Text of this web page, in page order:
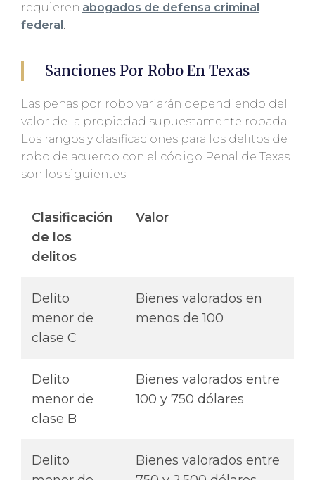
requieren abogados de defensa criminal
federal .
Sanciones Por Robo En Texas
Las penas por robo variarán dependiendo del
valor de la propiedad supuestamente robada.
Los rangos y clasificaciones para los delitos de
robo de acuerdo con el código Penal de Texas
son los siguientes:
Clasificación
de los
delitos
Valor
Delito
menor de
clase C
Bienes valorados en
menos de 100
Delito
menor de
clase B
Bienes valorados entre
100 y 750 dólares
Delito
Bienes valorados entre